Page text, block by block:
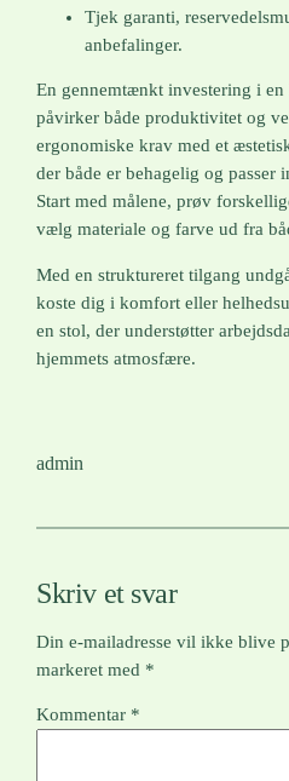
Tjek garanti,
anbefalinger.
En gennemtænkt investering i
påvirker både produktivitet og
ergonomiske krav med et
der både er behagelig og
Start med målene, prøv
vælg materiale og farve ud fra
Med en struktureret tilgang
koste dig i komfort eller
en stol, der understøtter
hjemmets atmosfære.
admin
Skriv et svar
Din e-mailadresse vil ikke blive
markeret med *
Kommentar *